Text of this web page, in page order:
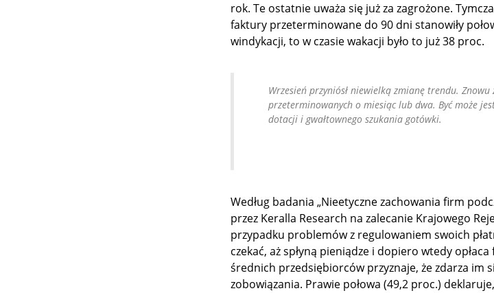
rok. Te ostatnie uważa się już za zagrożone.
faktury przeterminowane do 90 dni stanowiły
windykacji, to w czasie wakacji było to już 38 proc.
Wrzesień przyniósł niewielką zmianę trendu. Znowu
przeterminowanych o miesiąc lub dwa. Być może
dotacji i gwałtownego szukania gotówki.
Według badania „Nieetyczne zachowania firm
przez Keralla Research na zalecanie Krajowego
przypadku problemów z regulowaniem swoich
czekać, aż spłyną pieniądze i dopiero wtedy
średnich przedsiębiorców przyznaje, że zdarza im
zobowiązania. Prawie połowa (49,2 proc.)